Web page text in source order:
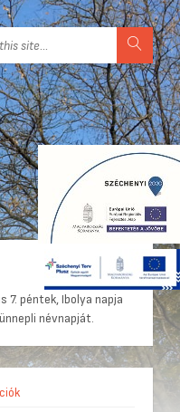
7. péntek, Ibolya napja
névnapját.